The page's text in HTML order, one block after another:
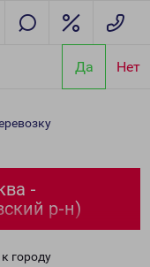
Да Нет
-
р-н)
городу